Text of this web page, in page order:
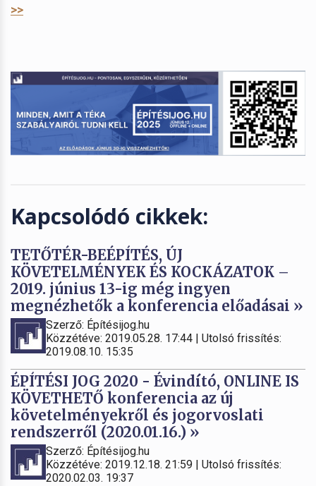
>>
Kapcsolódó cikkek:
TETŐTÉR-BEÉPÍTÉS, ÚJ
KÖVETELMÉNYEK ÉS KOCKÁZATOK –
2019. június 13-ig még ingyen
megnézhetők a konferencia előadásai »
Szerző: Építésijog.hu
Közzétéve: 2019.05.28. 17:44 | Utolsó frissítés:
2019.08.10. 15:35
ÉPÍTÉSI JOG 2020 - Évindító, ONLINE IS
KÖVETHETŐ konferencia az új
követelményekről és jogorvoslati
rendszerről (2020.01.16.) »
Szerző: Építésijog.hu
Közzétéve: 2019.12.18. 21:59 | Utolsó frissítés:
2020.02.03. 19:37